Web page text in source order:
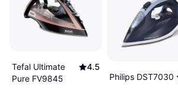
Tefal Ultimate
Pure FV9845
4.5
Philips DST7030